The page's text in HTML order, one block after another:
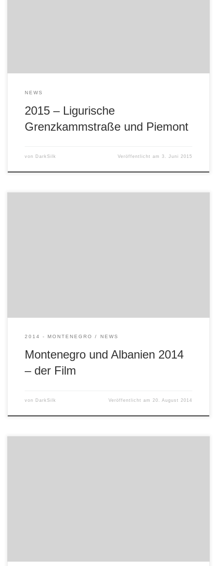
NEWS
2015 – Ligurische
Grenzkammstraße und Piemont
von DarkSilk Veröffentlicht am3. Juni 2015
2014 - MONTENEGRO NEWS
Montenegro und Albanien 2014
– der Film
von DarkSilk Veröffentlicht am20. August 2014